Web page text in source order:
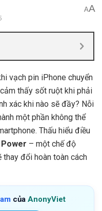
AA
vạch pin iPhone chuyển
thấy sốt ruột khi phải
xác khi nào sẽ đầy? Nỗi
một phần không thể
Thấu hiểu điều
– một chế độ
đổi hoàn toàn cách
của AnonyViet